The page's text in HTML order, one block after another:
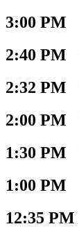
3:00 PM
2:40 PM
2:32 PM
2:00 PM
1:30 PM
1:00 PM
12:35 PM